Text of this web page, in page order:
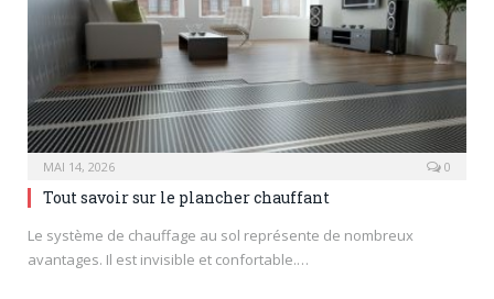
MAI 14, 2026 0
Tout savoir sur le plancher chauffant
Le système de chauffage au sol représente de nombreux
avantages. Il est invisible et confortable.…